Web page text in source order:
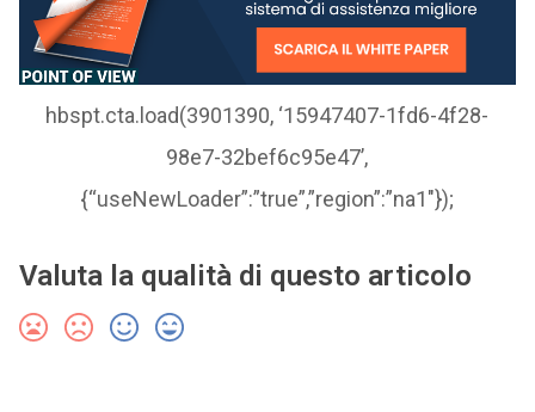
hbspt.cta.load(3901390, ‘15947407-1fd6-4f28-
98e7-32bef6c95e47’,
{“useNewLoader”:”true”,”region”:”na1″});
Valuta la qualità di questo articolo